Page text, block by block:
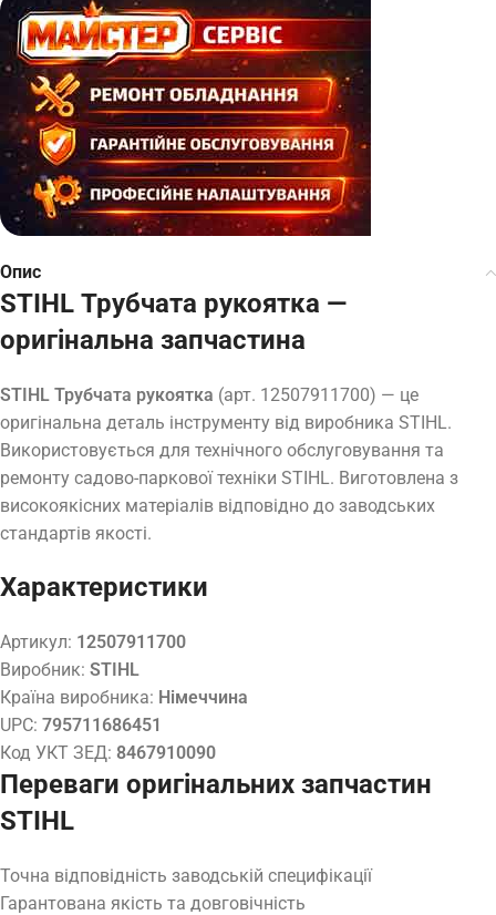
Опис
STIHL Трубчата рукоятка —
оригінальна запчастина
STIHL Трубчата рукоятка (арт. 12507911700) — це
оригінальна деталь інструменту від виробника STIHL.
Використовується для технічного обслуговування та
ремонту садово-паркової техніки STIHL. Виготовлена з
високоякісних матеріалів відповідно до заводських
стандартів якості.
Характеристики
Артикул: 12507911700
Виробник: STIHL
Країна виробника: Німеччина
UPC: 795711686451
Код УКТ ЗЕД: 8467910090
Переваги оригінальних запчастин
STIHL
Точна відповідність заводській специфікації
Гарантована якість та довговічність